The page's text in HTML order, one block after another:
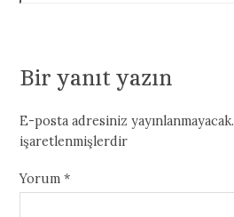
Bir yanıt yazın
E-posta adresiniz yayınlanmayacak.
işaretlenmişlerdir
Yorum*